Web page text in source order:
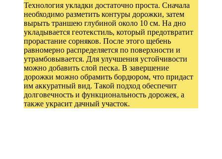
Технология укладки достаточно проста. Сначала
необходимо разметить контуры дорожки, затем
вырыть траншею глубиной около 10 см. На дно
укладывается геотекстиль, который предотвратит
прорастание сорняков. После этого щебень
равномерно распределяется по поверхности и
утрамбовывается. Для улучшения устойчивости
можно добавить слой песка. В завершение
дорожки можно обрамить бордюром, что придаст
им аккуратный вид. Такой подход обеспечит
долговечность и функциональность дорожек, а
также украсит дачный участок.